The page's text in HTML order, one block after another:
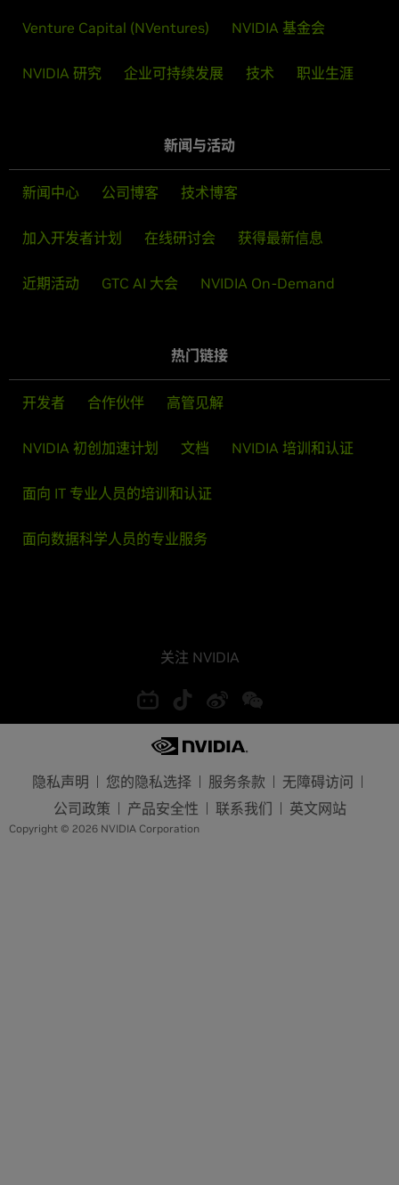
Venture Capital (NVentures) NVIDIA 基金会
NVIDIA 研究 企业可持续发展 技术 职业生涯
新闻与活动
新闻中心 公司博客 技术博客
加入开发者计划 在线研讨会 获得最新信息
近期活动 GTC AI 大会 NVIDIA On-Demand
热门链接
开发者 合作伙伴 高管见解
NVIDIA 初创加速计划 文档 NVIDIA 培训和认证
面向 IT 专业人员的培训和认证
面向数据科学人员的专业服务
关注 NVIDIA
隐私声明 您的隐私选择 服务条款
无障碍访问
公司政策
产品安全性 联系我们 英文网站
Copyright © 2026 NVIDIA Corporation